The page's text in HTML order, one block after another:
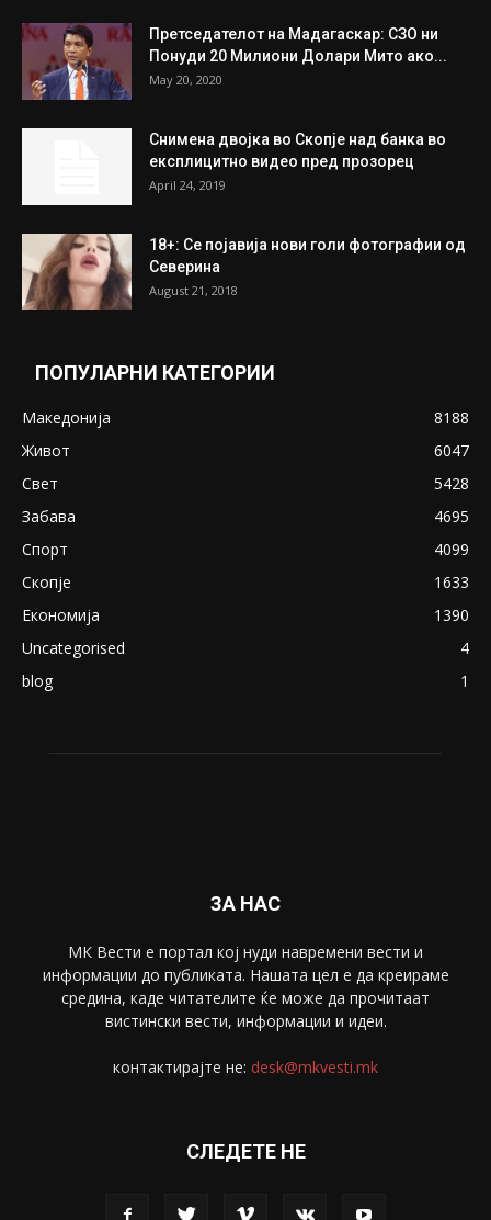
Претседателот на Мадагаскар: СЗО ни
Понуди 20 Милиони Долари Мито ако...
May 20, 2020
Снимена двојка во Скопје над банка во
експлицитно видео пред прозорец
April 24, 2019
18+: Се појавија нови голи фотографии од
Северина
August 21, 2018
ПОПУЛАРНИ КАТЕГОРИИ
Македонија
8188
Живот
6047
Свет
5428
Забава
4695
Спорт
4099
Скопје
1633
Економија
1390
Uncategorised
4
blog
1
ЗА НАС
МК Вести е портал коj нуди навремени вести и
информации до публиката. Нашата цел е да креираме
средина, каде читателите ќе може да прочитаат
вистински вести, информации и идеи.
контактирајте не: desk@mkvesti.mk
СЛЕДЕТЕ НЕ